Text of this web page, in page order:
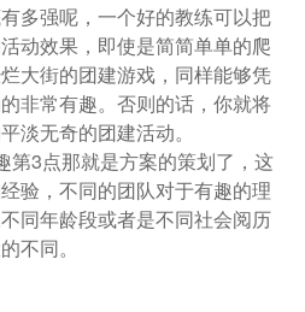
强呢，一个好的教练可以把
动效果，即使是简简单单的爬
大街的团建游戏，同样能够凭
非常有趣。否则的话，你就将
淡无奇的团建活动。
3点那就是方案的策划了，这
验，不同的团队对于有趣的理
同年龄段或者是不同社会阅历
不同。